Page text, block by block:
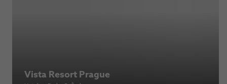
Vista Resort Prague